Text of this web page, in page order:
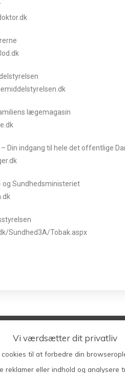
lægemagasin
– Din indgang til hele det offentlige
og Sundhedsministeriet
Sundhed3A/Tobak.aspx
Vi værdsætter dit privatliv
til at forbedre din
reklamer eller indhold og analysere